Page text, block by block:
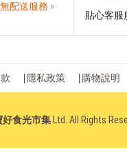
配送服務 »
貼心客服
隱私政策 購物說明
好食光市集Ltd. All Rights